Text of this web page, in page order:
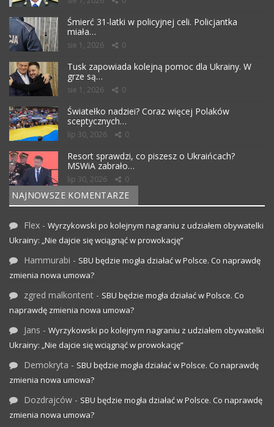
Śmierć 31-latki w policyjnej celi. Policjantka
miała…
sie 1, 2026 0
Tusk zapowiada kolejną pomoc dla Ukrainy. W
grze są…
sie 1, 2026 0
Światełko nadziei? Coraz więcej Polaków
sceptycznych…
lip 30, 2026 0
Resort sprawdzi, co piszesz o Ukraińcach?
MSWiA zabrało…
lip 30, 2026 0
NAJNOWSZE KOMENTARZE
Flex - Wyrzykowski po kolejnym nagraniu z udziałem obywatelki
Ukrainy: „Nie dajcie się wciągnąć w prowokację”
Hammurabi - SBU będzie mogła działać w Polsce. Co naprawdę
zmienia nowa umowa?
zgred malkontent - SBU będzie mogła działać w Polsce. Co
naprawdę zmienia nowa umowa?
Jans - Wyrzykowski po kolejnym nagraniu z udziałem obywatelki
Ukrainy: „Nie dajcie się wciągnąć w prowokację”
Demokryta - SBU będzie mogła działać w Polsce. Co naprawdę
zmienia nowa umowa?
Dozdrajców - SBU będzie mogła działać w Polsce. Co naprawdę
zmienia nowa umowa?